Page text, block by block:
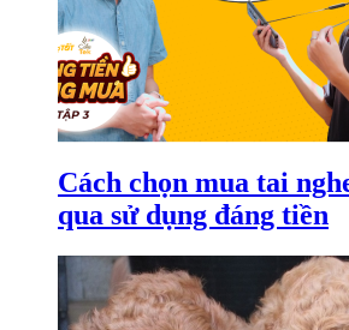
Cách chọn mua tai
qua sử dụng đáng tiền